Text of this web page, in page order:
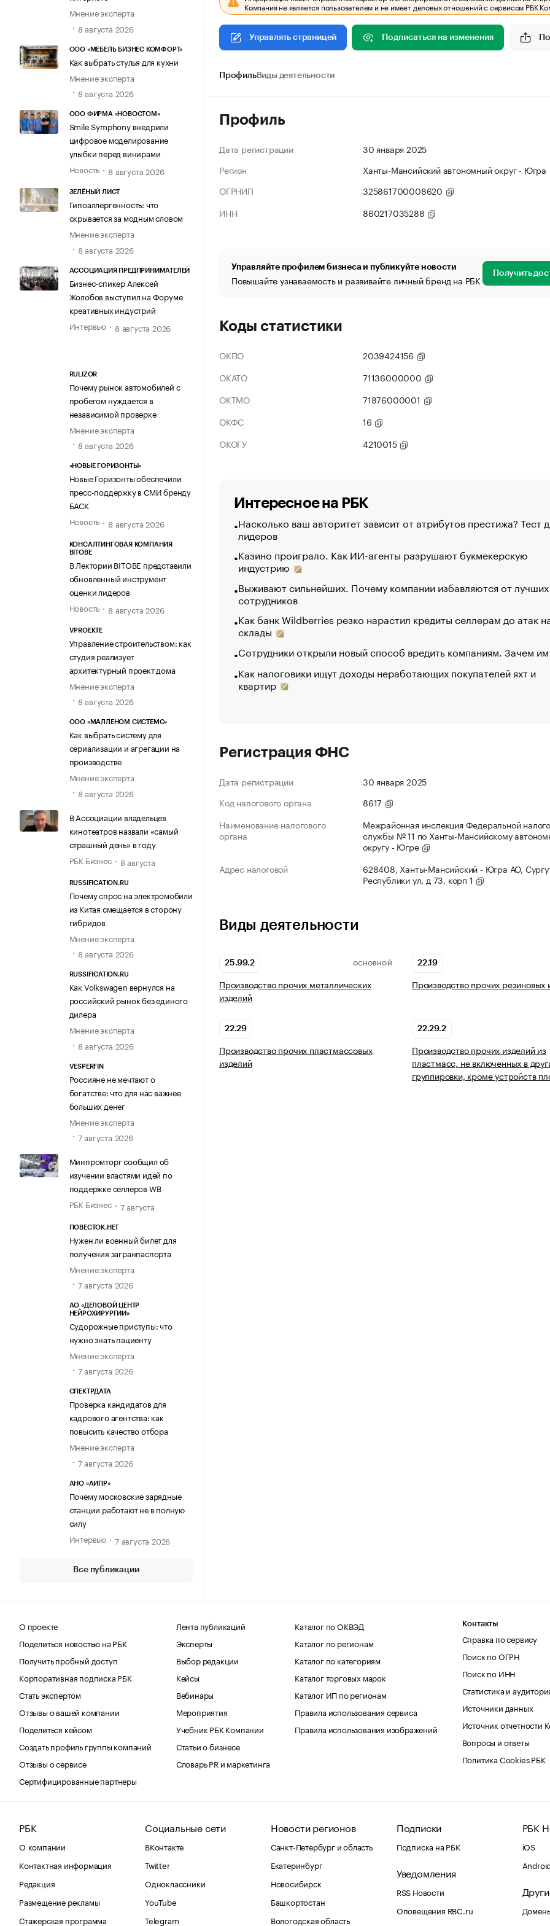
Мнение эксперта
8 августа 2026
ООО «МЕБЕЛЬ БИЗНЕС КОМФОРТ»
Как выбрать стулья для кухни
Мнение эксперта
8 августа 2026
ООО ФИРМА «НОВОСТОМ»
Smile Symphony внедрили
цифровое моделирование
улыбки перед винирами
Новость
8 августа 2026
ЗЕЛЁНЫЙ ЛИСТ
Гипоаллергенность: что
скрывается за модным словом
Мнение эксперта
8 августа 2026
АССОЦИАЦИЯ ПРЕДПРИНИМАТЕЛЕЙ
Бизнес-спикер Алексей
Жолобов выступил на Форуме
креативных индустрий
Интервью
8 августа 2026
RULIZOR
Почему рынок автомобилей с
пробегом нуждается в
независимой проверке
Мнение эксперта
8 августа 2026
«НОВЫЕ ГОРИЗОНТЫ»
Новые Горизонты обеспечили
пресс-поддержку в СМИ бренду
БАСК
Новость
8 августа 2026
КОНСАЛТИНГОВАЯ КОМПАНИЯ
BITOBE
В Лектории BITOBE представили
обновленный инструмент
оценки лидеров
Новость
8 августа 2026
VPROEKTE
Управление строительством: как
студия реализует
архитектурный проект дома
Мнение эксперта
8 августа 2026
ООО «МАЛЛЕНОМ СИСТЕМС»
Как выбрать систему для
сериализации и агрегации на
производстве
Мнение эксперта
8 августа 2026
В Ассоциации владельцев
кинотеатров назвали «самый
страшный день» в году
РБК Бизнес
8 августа
RUSSIFICATION.RU
Почему спрос на электромобили
из Китая смещается в сторону
гибридов
Мнение эксперта
8 августа 2026
RUSSIFICATION.RU
Как Volkswagen вернулся на
российский рынок без единого
дилера
Мнение эксперта
8 августа 2026
VESPERFIN
Россияне не мечтают о
богатстве: что для нас важнее
больших денег
Мнение эксперта
7 августа 2026
Минпромторг сообщил об
изучении властями идей по
поддержке селлеров WB
РБК Бизнес
7 августа
ПОВЕСТОК.НЕТ
Нужен ли военный билет для
получения загранпаспорта
Мнение эксперта
7 августа 2026
АО «ДЕЛОВОЙ ЦЕНТР
НЕЙРОХИРУРГИИ»
Судорожные приступы: что
нужно знать пациенту
Мнение эксперта
7 августа 2026
СПЕКТРДАТА
Проверка кандидатов для
кадрового агентства: как
повысить качество отбора
Мнение эксперта
7 августа 2026
АНО «АИПР»
Почему московские зарядные
станции работают не в полную
силу
Интервью
7 августа 2026
Все публикации
Компания не является пользователем и не имеет деловых отношений с сервисом РБК
Управлять страницей Подписаться на изменения
ПрофильВиды деятельности
Профиль
Дата регистрации
30 января 2025
Регион
Ханты-Мансийский автономный округ - Югра
ОГРНИП
325861700008620
ИНН
860217035288
Управляйте профилем бизнеса и публикуйте новости
Повышайте узнаваемость и развивайте личный бренд на РБК Получить
Коды статистики
ОКПО
2039424156
ОКАТО
71136000000
ОКТМО
71876000001
ОКФС
16
ОКОГУ
4210015
Интересное на РБК
Насколько ваш авторитет зависит от атрибутов престижа? Тест
лидеров
Казино проиграло. Как ИИ-агенты разрушают букмекерскую
индустрию
Выживают сильнейших. Почему компании избавляются от лучших
сотрудников
Как банк Wildberries резко нарастил кредиты селлерам до атак
склады
Сотрудники открыли новый способ вредить компаниям. Зачем
Как налоговики ищут доходы неработающих покупателей яхт и
квартир
Регистрация ФНС
Дата регистрации
30 января 2025
Код налогового органа
8617
Наименование налогового
органа
Межрайонная инспекция Федеральной
службы № 11 по Ханты-Мансийскому
округу - Югре
Адрес налоговой
628408, Ханты-Мансийский - Югра АО,
Республики ул, д 73, корп 1
Виды деятельности
25.99.2 ОСНОВНОЙ
Производство прочих металлических
изделий
22.19
Производство прочих резиновых
22.29
Производство прочих пластмассовых
изделий
22.29.2
Производство прочих изделий из
пластмасс, не включенных в
группировки, кроме устройств
О проекте
Поделиться новостью на РБК
Получить пробный доступ
Корпоративная подписка РБК
Стать экспертом
Отзывы о вашей компании
Поделиться кейсом
Создать профиль группы компаний
Отзывы о сервисе
Сертифицированные партнеры
Лента публикаций
Эксперты
Выбор редакции
Кейсы
Вебинары
Мероприятия
Учебник РБК Компании
Статьи о бизнесе
Словарь PR и маркетинга
Каталог по ОКВЭД
Каталог по регионам
Каталог по категориям
Каталог торговых марок
Каталог ИП по регионам
Правила использования сервиса
Правила использования изображений
Контакты
Справка по сервису
Поиск по ОГРН
Поиск по ИНН
Статистика и
Источники данных
Источник отчетности
Вопросы и ответы
Политика Cookies РБК
РБК
О компании
Контактная информация
Редакция
Размещение рекламы
Стажерская программа
Социальные сети
ВКонтакте
Twitter
Одноклассники
YouTube
Telegram
Новости регионов
Санкт-Петербург и область
Екатеринбург
Новосибирск
Башкортостан
Вологодская область
Подписки
Подписка на РБК
Уведомления
RSS Новости
Оповещения RBC.ru
РБК
iOS